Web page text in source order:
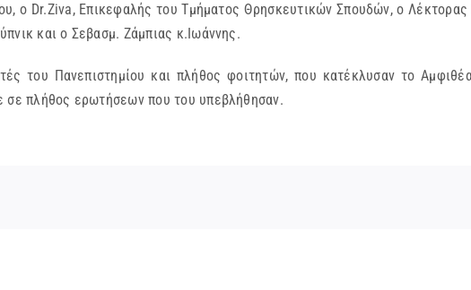
ο Dr.Ziva, Επικεφαλής του Τμήματος Θρησκευτικών Σπουδών, ο
και ο Σεβασμ. Ζάμπιας κ.Ιωάννης.
του Πανεπιστημίου και πλήθος φοιτητών, που κατέκλυσαν το
σε πλήθος ερωτήσεων που του υπεβλήθησαν.